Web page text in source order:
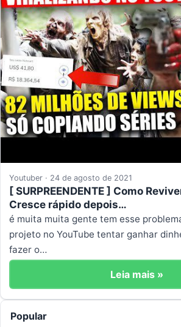
Youtuber · 24 de agosto de 2021
[ SURPREENDENTE ] Como
Cresce rápido depois…
é muita muita gente tem esse
projeto no YouTube tentar ganhar
fazer o…
Leia mais »
Popular